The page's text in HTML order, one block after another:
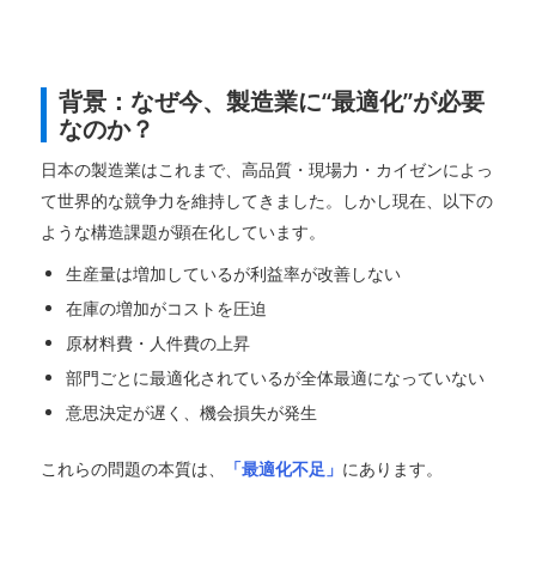
背景：なぜ今、製造業に“最適化”が必要
なのか？
日本の製造業はこれまで、高品質・現場力・カイゼンによっ
て世界的な競争力を維持してきました。しかし現在、以下の
ような構造課題が顕在化しています。
生産量は増加しているが利益率が改善しない
在庫の増加がコストを圧迫
原材料費・人件費の上昇
部門ごとに最適化されているが全体最適になっていない
意思決定が遅く、機会損失が発生
これらの問題の本質は、 「最適化不足」 にあります。